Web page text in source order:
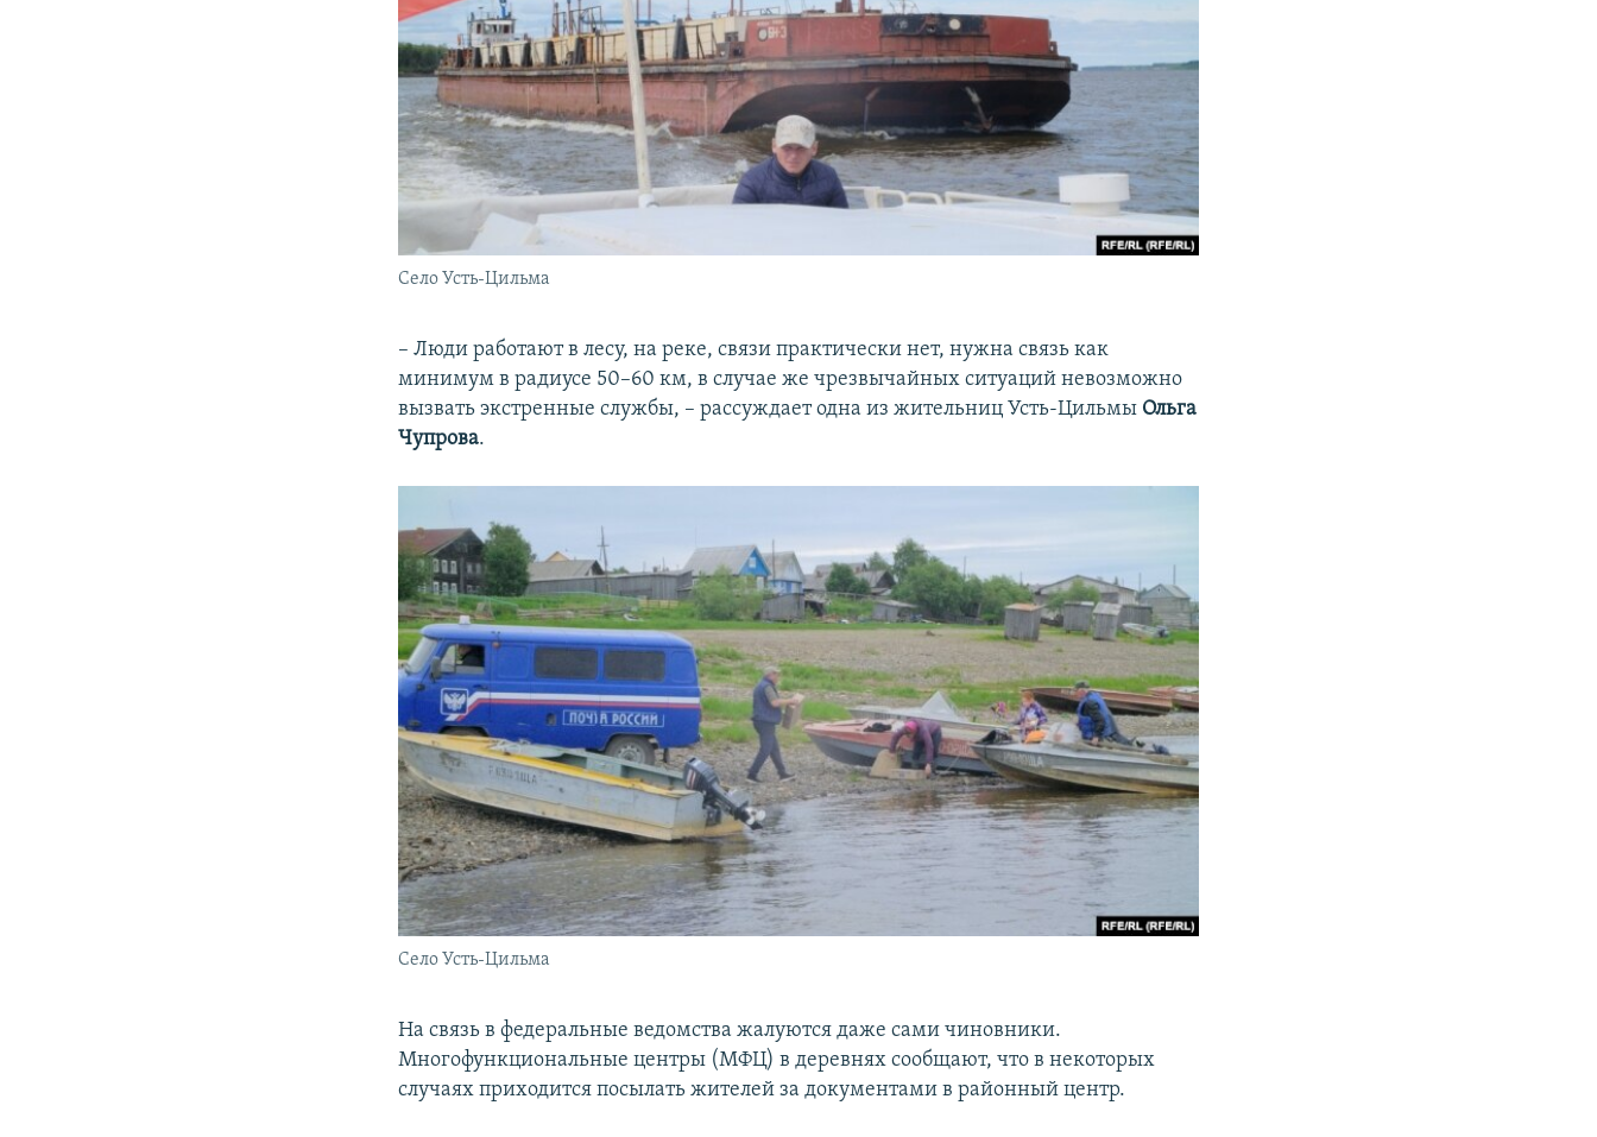
Село Усть-Цильма
– Люди работают в лесу, на реке, связи практически нет, нужна связь как
минимум в радиусе 50–60 км, в случае же чрезвычайных ситуаций невозможно
вызвать экстренные службы, – рассуждает одна из жительниц Усть-Цильмы Ольга
Чупрова.
Село Усть-Цильма
На связь в федеральные ведомства жалуются даже сами чиновники.
Многофункциональные центры (МФЦ) в деревнях сообщают, что в некоторых
случаях приходится посылать жителей за документами в районный центр.